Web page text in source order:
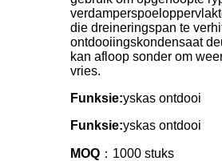
die dreineringspan te
ontdooiingskondensaat
kan afloop sonder om
vries.
Funksie:yskas ontdooi
Funksie:yskas ontdooi
MOQ ：1000 stuks